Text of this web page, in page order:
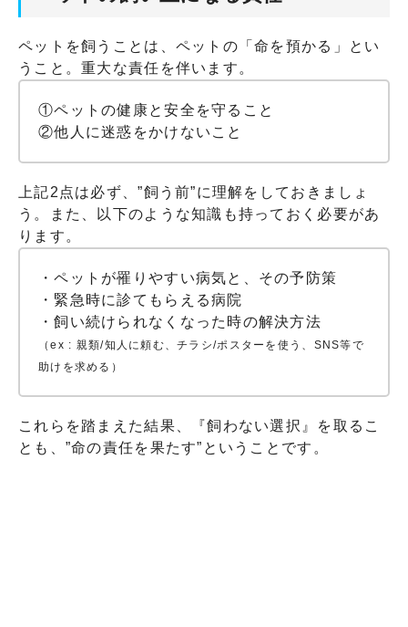
ペットを飼うことは、ペットの「命を預かる」とい
うこと。重大な責任を伴います。
①ペットの健康と安全を守ること
②他人に迷惑をかけないこと
上記2点は必ず、”飼う前”に理解をしておきましょ
う。また、以下のような知識も持っておく必要があ
ります。
・ペットが罹りやすい病気と、その予防策
・緊急時に診てもらえる病院
・飼い続けられなくなった時の解決方法
（ex : 親類/知人に頼む、チラシ/ポスターを使う、SNS等で
助けを求める）
これらを踏まえた結果、『飼わない選択』を取るこ
とも、”命の責任を果たす”ということです。